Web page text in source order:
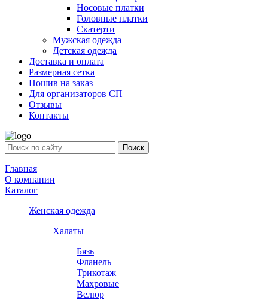
Носовые платки
Головные платки
Скатерти
Мужская одежда
Детская одежда
Доставка и оплата
Размерная сетка
Пошив на заказ
Для организаторов СП
Отзывы
Контакты
Главная
О компании
Каталог
Женская одежда
Халаты
Бязь
Фланель
Трикотаж
Махровые
Велюр